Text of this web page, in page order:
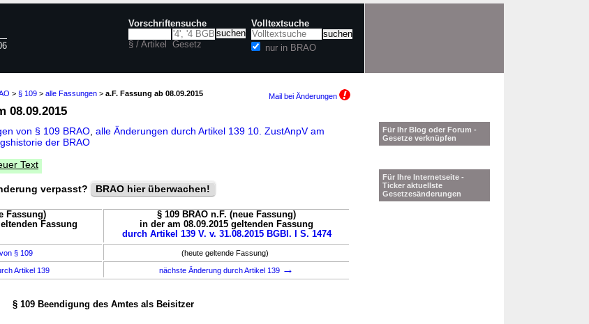
Vorschriftensuche
§ / Artikel Gesetz
Volltextsuche
nur in BRAO
> § 109 > alle Fassungen > a.F. Fassung ab 08.09.2015 Mail bei Änderungen
08.09.2015
von § 109 BRAO alle Änderungen durch Artikel 139 10. ZustAnpV am
der BRAO
Text
verpasst? BRAO hier überwachen!
Fassung)
Fassung
§ 109 BRAO n.F. (neue Fassung)
in der am 08.09.2015 geltenden Fassung
durch Artikel 139 V. v. 31.08.2015 BGBl. I S. 1474
§ 109 (heute geltende Fassung)
Artikel 139 nächste Änderung durch Artikel 139 →
§ 109 Beendigung des Amtes als Beisitzer
Für Ihr Blog oder Forum -
Gesetze verknüpfen
Für Ihre Internetseite -
Ticker aktuellste
Gesetzesänderungen